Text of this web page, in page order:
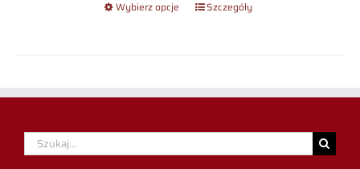
Wybierz opcje Szczegóły
Szukaj